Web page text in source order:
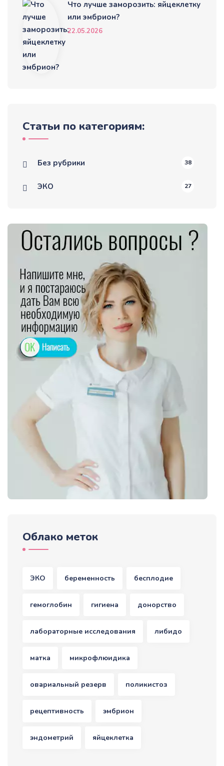
Что лучше заморозить: яйцеклетку
или эмбрион?
22.05.2026
Статьи по категориям:
Без рубрики 38
ЭКО 27
Облако меток
ЭКО беременность бесплодие
гемоглобин гигиена донорство
лабораторные исследования либидо
матка микрофлюидика
овариальный резерв поликистоз
рецептивность эмбрион
эндометрий яйцеклетка